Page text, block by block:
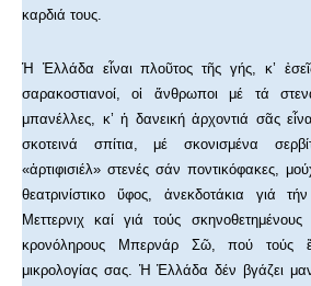
καρδιά τους.
Ἡ Ἑλλάδα εἶναι πλοῦτος τῆς γής, κ’
σαρακοστιανοί, οἱ ἄνθρωποι μέ τά
μπανέλλες, κ’ ἡ δανεική ἀρχοντιά σᾶς
σκοτεινά σπίτια, μέ σκονισμένα
«ἀρτιφισιέλ» στενές σάν ποντικόφακες,
θεατρινίστικο ὕφος, ἀνεκδοτάκια γιά
Μεττερνιχ καί γιά τούς
κρονόληρους Μπερνάρ Σῶ, πού τούς
μικρολογίας σας. Ἡ Ἑλλάδα δέν βγάζει